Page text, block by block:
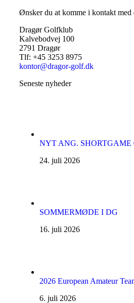
Ønsker du at komme i kontakt med
Dragør Golfklub
Kalvebodvej 100
2791 Dragør
Tlf: +45 3253 8975
kontor@dragor-golf.dk
Seneste nyheder
NYT ANG. SHORTGAME
24. juli 2026
SOMMERMØDE I DG
16. juli 2026
2026 European Amateur
6. juli 2026